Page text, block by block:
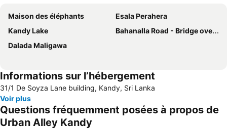
Maison des éléphants
Esala Perahera
Kandy Lake
Bahanalla Road - Bridge over River Kwai
Dalada Maligawa
Informations sur l’hébergement
31/1 De Soyza Lane building, Kandy, Sri Lanka
Voir plus
Questions fréquemment posées à propos de
Urban Alley Kandy